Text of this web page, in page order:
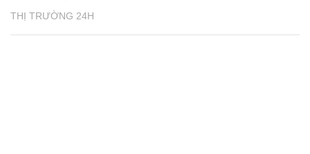
THỊ TRƯỜNG 24H